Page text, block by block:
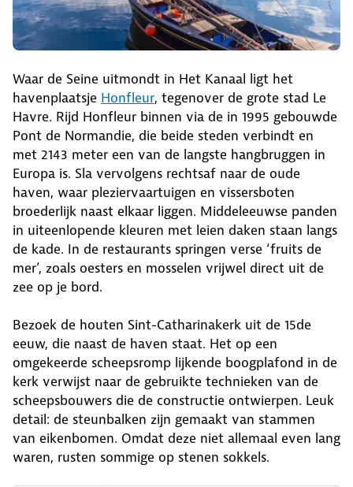
Waar de Seine uitmondt in Het Kanaal ligt het
havenplaatsje Honfleur, tegenover de grote stad Le
Havre. Rijd Honfleur binnen via de in 1995 gebouwde
Pont de Normandie, die beide steden verbindt en
met 2143 meter een van de langste hangbruggen in
Europa is. Sla vervolgens rechtsaf naar de oude
haven, waar pleziervaartuigen en vissersboten
broederlijk naast elkaar liggen. Middeleeuwse panden
in uiteenlopende kleuren met leien daken staan langs
de kade. In de restaurants springen verse ‘fruits de
mer’, zoals oesters en mosselen vrijwel direct uit de
zee op je bord.
Bezoek de houten Sint-Catharinakerk uit de 15de
eeuw, die naast de haven staat. Het op een
omgekeerde scheepsromp lijkende boogplafond in de
kerk verwijst naar de gebruikte technieken van de
scheepsbouwers die de constructie ontwierpen. Leuk
detail: de steunbalken zijn gemaakt van stammen
van eikenbomen. Omdat deze niet allemaal even lang
waren, rusten sommige op stenen sokkels.